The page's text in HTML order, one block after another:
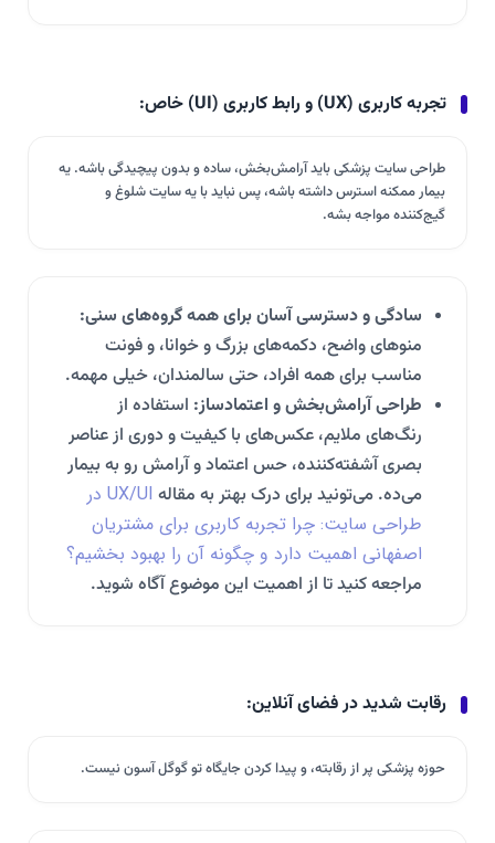
تجربه کاربری (UX) و رابط کاربری (UI) خاص:
طراحی سایت پزشکی باید آرامش‌بخش، ساده و بدون پیچیدگی باشه. یه
بیمار ممکنه استرس داشته باشه، پس نباید با یه سایت شلوغ و
گیج‌کننده مواجه بشه.
سادگی و دسترسی آسان برای همه گروه‌های سنی:
منوهای واضح، دکمه‌های بزرگ و خوانا، و فونت
مناسب برای همه افراد، حتی سالمندان، خیلی مهمه.
طراحی آرامش‌بخش و اعتمادساز: استفاده از
رنگ‌های ملایم، عکس‌های با کیفیت و دوری از عناصر
بصری آشفته‌کننده، حس اعتماد و آرامش رو به بیمار
می‌ده. می‌تونید برای درک بهتر به مقاله
UX/UI در
طراحی سایت: چرا تجربه کاربری برای مشتریان
اصفهانی اهمیت دارد و چگونه آن را بهبود بخشیم؟
مراجعه کنید تا از اهمیت این موضوع آگاه شوید.
رقابت شدید در فضای آنلاین:
حوزه پزشکی پر از رقابته، و پیدا کردن جایگاه تو گوگل آسون نیست.